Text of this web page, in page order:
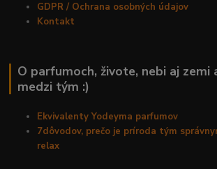
GDPR / Ochrana osobných údajov
Kontakt
O parfumoch, živote, nebi aj zemi
medzi tým :)
Ekvivalenty Yodeyma parfumov
7dôvodov, prečo je príroda tým
relax